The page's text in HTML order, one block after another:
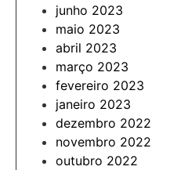
junho 2023
maio 2023
abril 2023
março 2023
fevereiro 2023
janeiro 2023
dezembro 2022
novembro 2022
outubro 2022